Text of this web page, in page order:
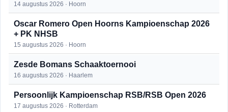
14 augustus 2026 · Hoorn
Oscar Romero Open Hoorns Kampioenschap 2026
+ PK NHSB
15 augustus 2026 · Hoorn
Zesde Bomans Schaaktoernooi
16 augustus 2026 · Haarlem
Persoonlijk Kampioenschap RSB/RSB Open 2026
17 augustus 2026 · Rotterdam